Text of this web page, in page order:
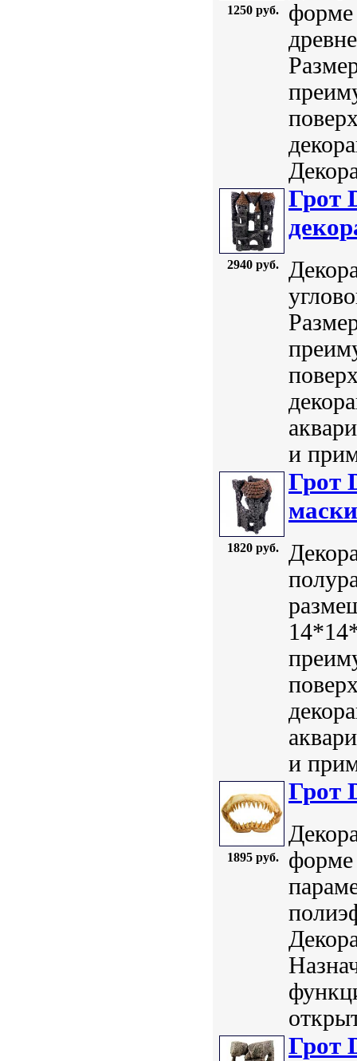
1250 руб.
форме
2940 руб.
Грот
и
1820 руб.
Грот
и
1895 руб.
Грот
форме
Грот